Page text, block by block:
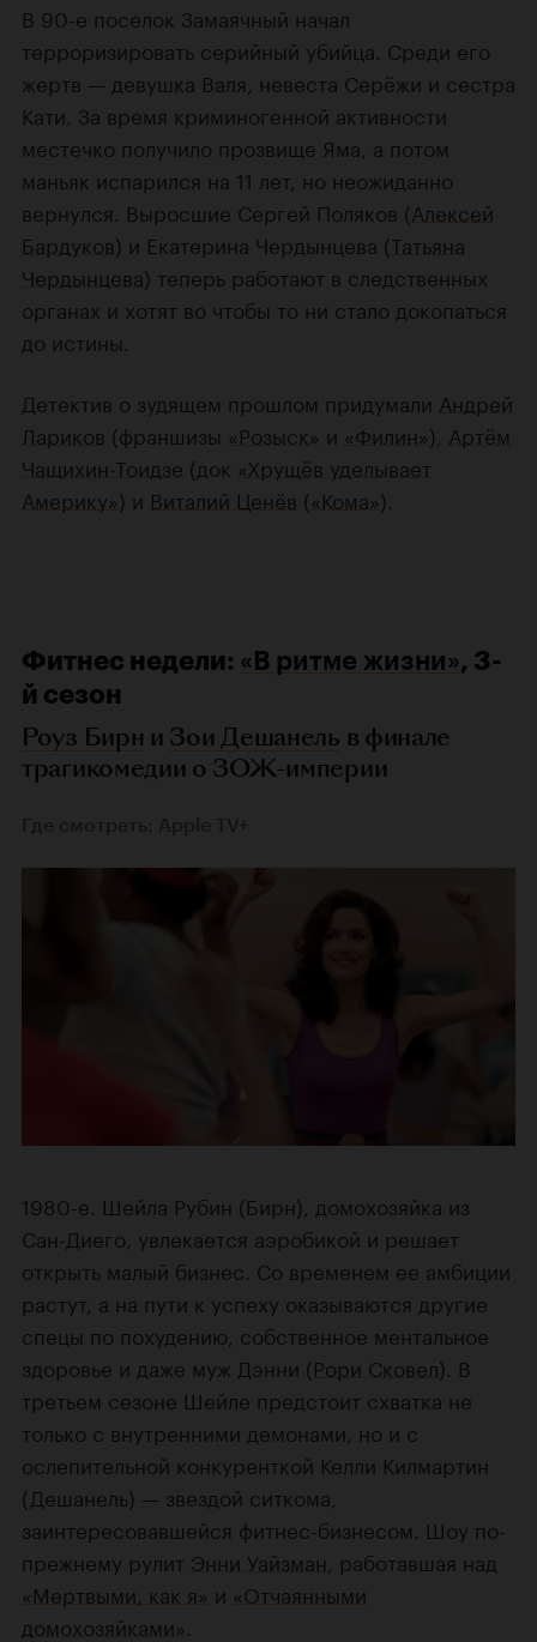
В 90-е поселок Замаячный начал
терроризировать серийный убийца. Среди его
жертв — девушка Валя, невеста Серёжи и сестра
Кати. За время криминогенной активности
местечко получило прозвище Яма, а потом
маньяк испарился на 11 лет, но неожиданно
вернулся. Выросшие Сергей Поляков (Алексей
Бардуков) и Екатерина Чердынцева (Татьяна
Чердынцева) теперь работают в следственных
органах и хотят во чтобы то ни стало докопаться
до истины.
Детектив о зудящем прошлом придумали Андрей
Лариков (франшизы «Розыск» и «Филин»), Артём
Чащихин-Тоидзе (док «Хрущёв уделывает
Америку») и Виталий Ценёв («Кома»).
Фитнес недели: «В ритме жизни», 3-
й сезон
Роуз Бирн и Зои Дешанель в финале
трагикомедии о ЗОЖ-империи
1980-е. Шейла Рубин (Бирн), домохозяйка из
Сан-Диего, увлекается аэробикой и решает
открыть малый бизнес. Со временем ее амбиции
растут, а на пути к успеху оказываются другие
спецы по похудению, собственное ментальное
здоровье и даже муж Дэнни (Рори Сковел). В
третьем сезоне Шейле предстоит схватка не
только с внутренними демонами, но и с
ослепительной конкуренткой Келли Килмартин
(Дешанель) — звездой ситкома,
заинтересовавшейся фитнес-бизнесом. Шоу по-
прежнему рулит Энни Уайзман , работавшая над
«Мертвыми, как я» и «Отчаянными
домохозяйками»